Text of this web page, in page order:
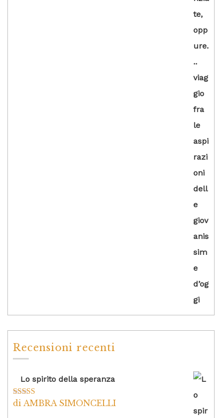
Recensioni recenti
Lo spirito della speranza
Valutato5su
di AMBRA SIMONCELLI